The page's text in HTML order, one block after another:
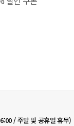
/ 주말 및 공휴일 휴무)